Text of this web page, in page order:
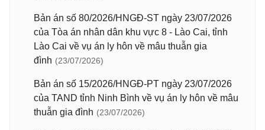
Bản án số 80/2026/HNGĐ-ST ngày 23/07/2026
của Tòa án nhân dân khu vực 8 - Lào Cai, tỉnh
Lào Cai về vụ án ly hôn về mâu thuẫn gia
đình (23/07/2026)
Bản án số 15/2026/HNGĐ-PT ngày 23/07/2026
của TAND tỉnh Ninh Bình về vụ án ly hôn về mâu
thuẫn gia đình (23/07/2026)